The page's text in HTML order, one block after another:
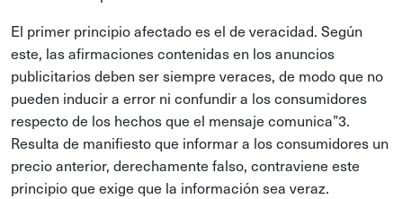
El primer principio afectado es el de veracidad. Según
este, las afirmaciones contenidas en los anuncios
publicitarios deben ser siempre veraces, de modo que no
pueden inducir a error ni confundir a los consumidores
respecto de los hechos que el mensaje comunica”3.
Resulta de manifiesto que informar a los consumidores un
precio anterior, derechamente falso, contraviene este
principio que exige que la información sea veraz.